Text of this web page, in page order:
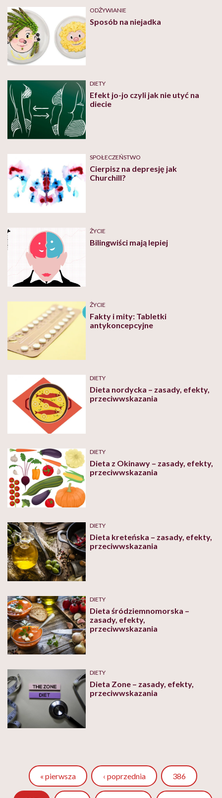
ODŻYWIANIE
Sposób na niejadka
DIETY
Efekt jo-jo czyli jak nie utyć na
diecie
SPOŁECZEŃSTWO
Cierpisz na depresję jak
Churchill?
ŻYCIE
Bilingwiści mają lepiej
ŻYCIE
Fakty i mity: Tabletki
antykoncepcyjne
DIETY
Dieta nordycka – zasady, efekty,
przeciwwskazania
DIETY
Dieta z Okinawy – zasady, efekty,
przeciwwskazania
DIETY
Dieta kreteńska – zasady, efekty,
przeciwwskazania
DIETY
Dieta śródziemnomorska –
zasady, efekty,
przeciwwskazania
DIETY
Dieta Zone – zasady, efekty,
przeciwwskazania
« pierwsza ‹ poprzednia Strona
386